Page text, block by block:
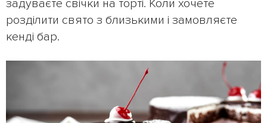
задуваєте свічки на торті. Коли хочете
розділити свято з близькими і замовляєте
кенді бар.